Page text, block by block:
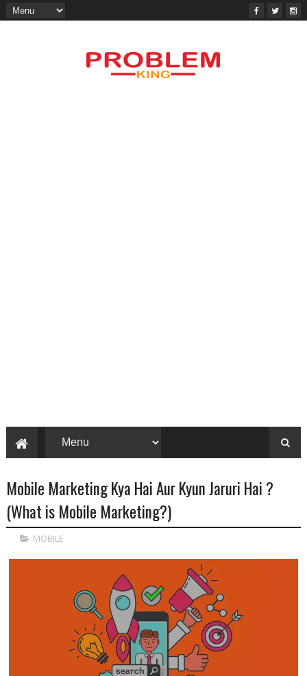
Mobile Marketing Kya Hai Aur Kyun Jaruri Hai ?
(What is Mobile Marketing?)
MOBILE